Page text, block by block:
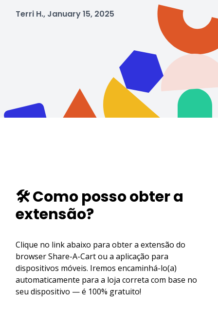
Terri H., January 15, 2025
🛠️ Como posso obter a
extensão?
Clique no link abaixo para obter a extensão do
browser Share-A-Cart ou a aplicação para
dispositivos móveis. Iremos encaminhá-lo(a)
automaticamente para a loja correta com base no
seu dispositivo — é 100% gratuito!